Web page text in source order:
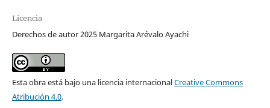
Licencia
Derechos de autor 2025 Margarita Arévalo Ayachi
Esta obra está bajo una licencia internacionalCreative Commons
Atribución 4.0.